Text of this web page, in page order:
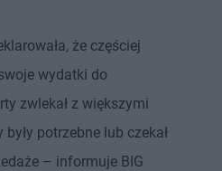
że częściej
wydatki do
zwlekał z większymi
potrzebne lub czekał
– informuje BIG